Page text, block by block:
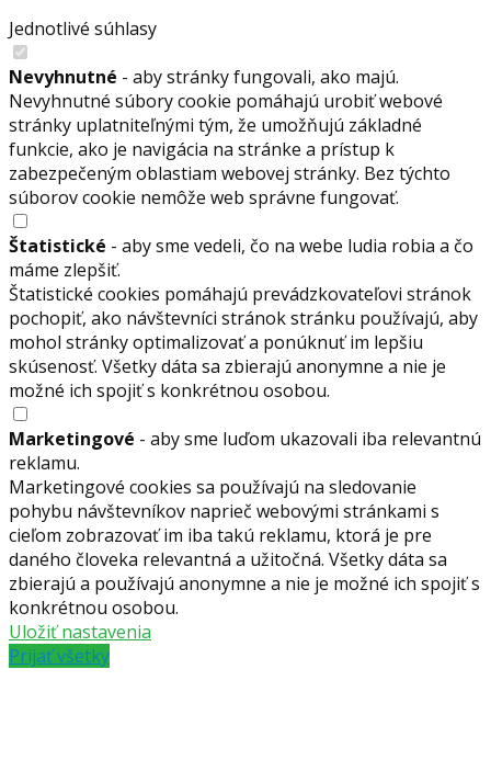
Jednotlivé súhlasy
Nevyhnutné - aby stránky fungovali, ako majú.
Nevyhnutné súbory cookie pomáhajú urobiť webové
stránky uplatniteľnými tým, že umožňujú základné
funkcie, ako je navigácia na stránke a prístup k
zabezpečeným oblastiam webovej stránky. Bez týchto
súborov cookie nemôže web správne fungovať.
Štatistické - aby sme vedeli, čo na webe ludia robia a čo
máme zlepšiť.
Štatistické cookies pomáhajú prevádzkovateľovi stránok
pochopiť, ako návštevníci stránok stránku používajú, aby
mohol stránky optimalizovať a ponúknuť im lepšiu
skúsenosť. Všetky dáta sa zbierajú anonymne a nie je
možné ich spojiť s konkrétnou osobou.
Marketingové - aby sme luďom ukazovali iba relevantnú
reklamu.
Marketingové cookies sa používajú na sledovanie
pohybu návštevníkov naprieč webovými stránkami s
cieľom zobrazovať im iba takú reklamu, ktorá je pre
daného človeka relevantná a užitočná. Všetky dáta sa
zbierajú a používajú anonymne a nie je možné ich spojiť s
konkrétnou osobou.
Uložiť nastavenia
Prijať všetky